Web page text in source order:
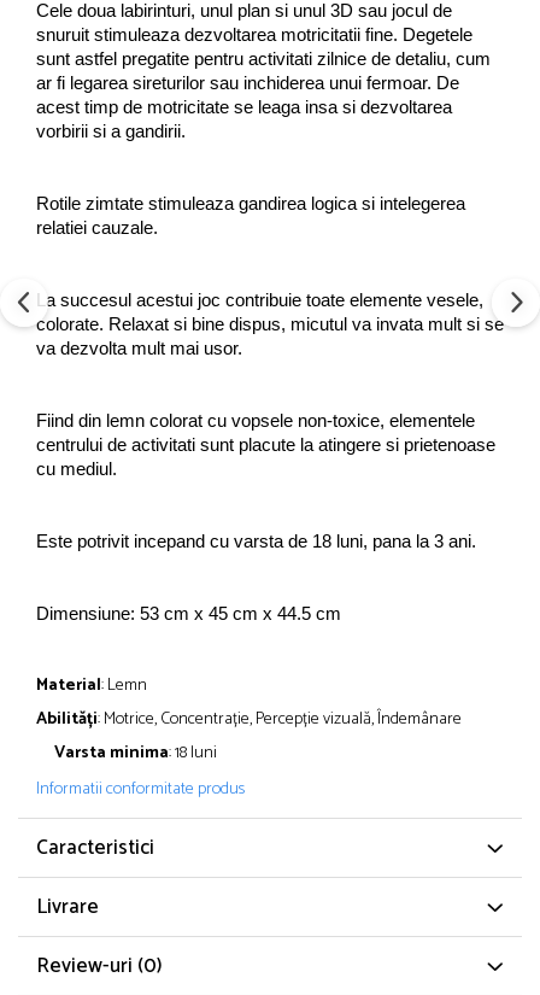
Cele doua labirinturi, unul plan si unul 3D sau jocul de
snuruit stimuleaza dezvoltarea motricitatii fine. Degetele
sunt astfel pregatite pentru activitati zilnice de detaliu, cum
ar fi legarea sireturilor sau inchiderea unui fermoar. De
acest timp de motricitate se leaga insa si dezvoltarea
vorbirii si a gandirii.
Rotile zimtate stimuleaza gandirea logica si intelegerea
relatiei cauzale.
La succesul acestui joc contribuie toate elemente vesele,
colorate. Relaxat si bine dispus, micutul va invata mult si se
va dezvolta mult mai usor.
Fiind din lemn colorat cu vopsele non-toxice, elementele
centrului de activitati sunt placute la atingere si prietenoase
cu mediul.
Este potrivit incepand cu varsta de 18 luni, pana la 3 ani.
Dimensiune: 53 cm x 45 cm x 44.5 cm
Material: Lemn
Abilități: Motrice, Concentrație, Percepție vizuală, Îndemânare
Varsta minima: 18 luni
Informatii conformitate produs
Caracteristici
Livrare
Review-uri (0)